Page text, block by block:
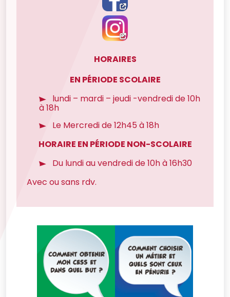
HORAIRES
EN PÉRIODE SCOLAIRE
lundi – mardi – jeudi -vendredi de 10h
à 18h
Le Mercredi de 12h45 à 18h
HORAIRE EN PÉRIODE NON-SCOLAIRE
Du lundi au vendredi de 10h à 16h30
Avec ou sans rdv.